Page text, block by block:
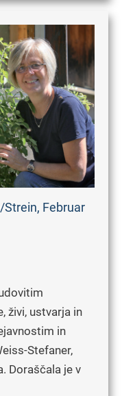
Februar
živi, ustvarja in
in
Stefaner,
Doraščala je v